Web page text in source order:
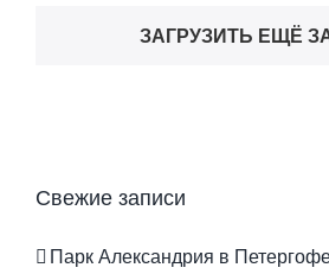
ЗАГРУЗИТЬ ЕЩЁ
Свежие записи
Парк Александрия в